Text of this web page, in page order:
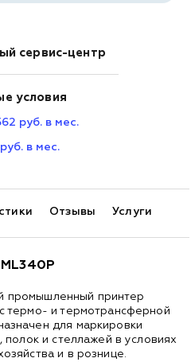
сервис-центр
условия
руб. в мес.
в мес.
Отзывы Услуги
промышленный принтер
термо- и термотрансферной
для маркировки
полок и стеллажей в условиях
и в рознице.